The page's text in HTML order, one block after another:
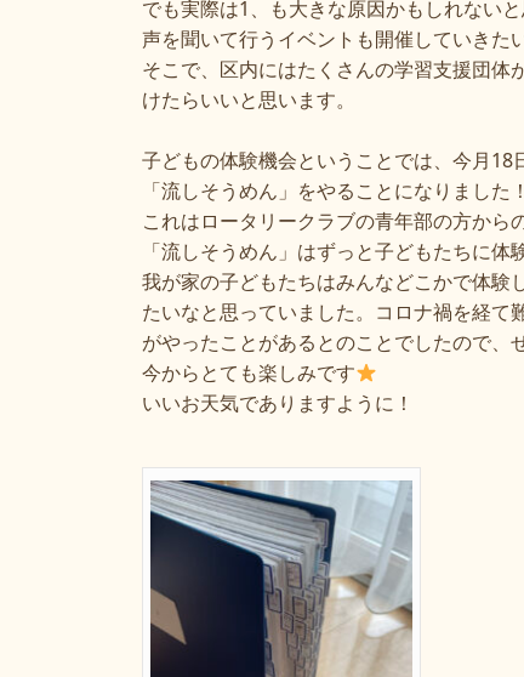
でも実際は1 、も大きな原因かもしれない
声を聞いて行うイベントも開催していきた
そこで、区内にはたくさんの学習支援団
けたらいいと思います。
子どもの体験機会ということでは、今月18
「流しそうめん」をやることになりました！
これはロータリークラブの青年部の方か
「流しそうめん」はずっと子どもたちに体
我が家の子どもたちはみんなどこかで体験
たいなと思っていました。コロナ禍を経
がやったことがあるとのことでしたので、
今からとても楽しみです
いいお天気でありますように！